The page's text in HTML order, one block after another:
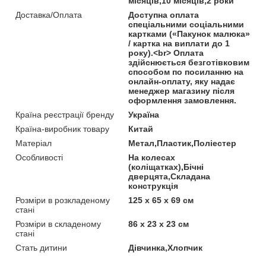
Доставка/Оплата
Доступна оплата
спеціальними соціальними
картками («Пакунок малюка»
/ картка на виплати до 1
року).<br> Оплата
здійснюється безготівковим
способом по посиланню на
онлайн-оплату, яку надає
менеджер магазину після
оформлення замовлення.
Країна реєстрації бренду
Україна
Країна-виробник товару
Китай
Матеріал
Метал,Пластик,Поліестер
Особливості
На колесах
(коліщатках),Бічні
дверцята,Складана
конструкція
Розміри в розкладеному
стані
125 х 65 х 69 см
Розміри в складеному
стані
86 х 23 х 23 см
Стать дитини
Дівчинка,Хлопчик